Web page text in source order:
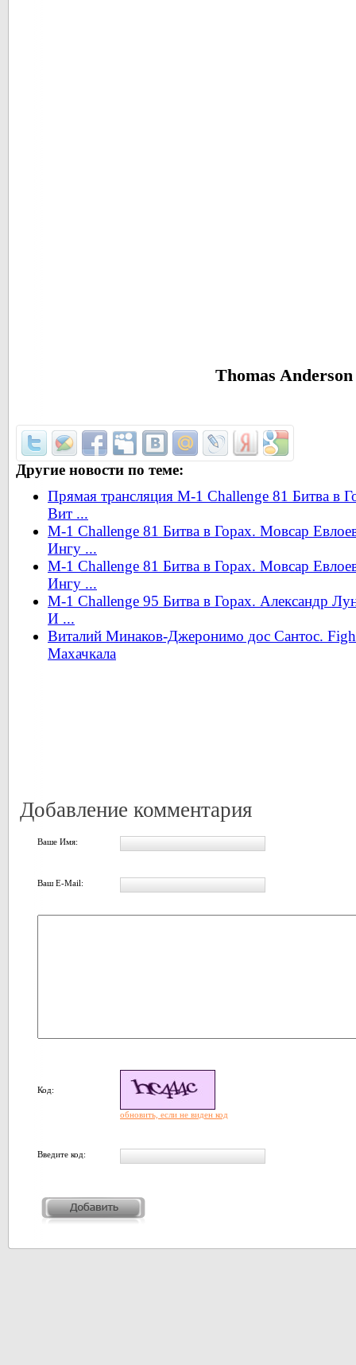
Thomas Anderson
Другие новости по теме:
Прямая трансляция M-1 Challenge 81 Битва в
Вит ...
M-1 Challenge 81 Битва в Горах. Мовсар
Ингу ...
M-1 Challenge 81 Битва в Горах. Мовсар
Ингу ...
M-1 Challenge 95 Битва в Горах. Александр
И ...
Виталий Минаков-Джеронимо дос Сантос.
Махачкала
Добавление комментария
Ваше Имя:
Ваш E-Mail:
Код:
обновить, если не виден код
Введите код: